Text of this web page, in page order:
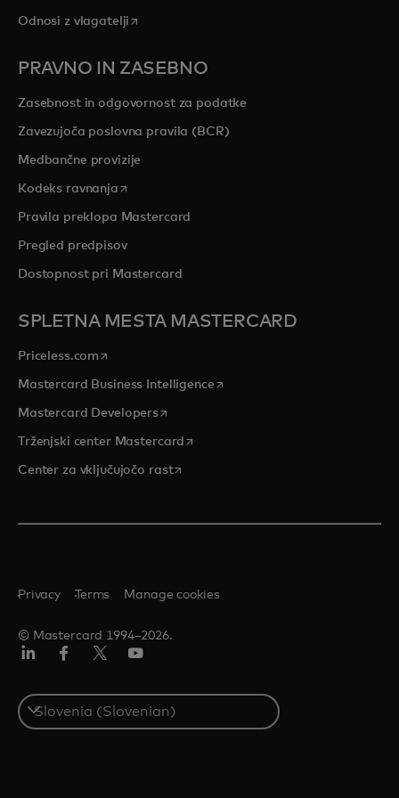
Odnosi z vlagatelji opens in a new tab
PRAVNO IN ZASEBNO
Zasebnost in odgovornost za podatke
Zavezujoča poslovna pravila (BCR)
Medbančne provizije
Kodeks ravnanjaopens in a new tab
Pravila preklopa Mastercard
Pregled predpisov
Dostopnost pri Mastercard
SPLETNA MESTA MASTERCARD
Priceless.com opens in a new tab
Mastercard Business Intelligenceopens in a new tab
Mastercard Developersopens in a new tab
Trženjski center Mastercard opens in a new tab
Center za vključujočo rastopens in a new tab
© Mastercard 1994–2026.
Privacy Terms Manage cookies
Select
a
country